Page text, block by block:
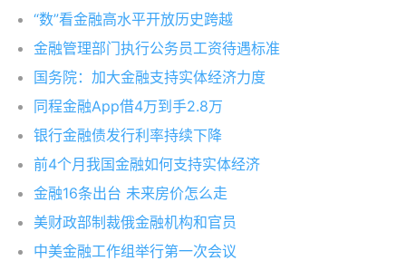
“数”看金融高水平开放历史跨越
金融管理部门执行公务员工资待遇标准
国务院：加大金融支持实体经济力度
同程金融App借4万到手2.8万
银行金融债发行利率持续下降
前4个月我国金融如何支持实体经济
金融16条出台 未来房价怎么走
美财政部制裁俄金融机构和官员
中美金融工作组举行第一次会议